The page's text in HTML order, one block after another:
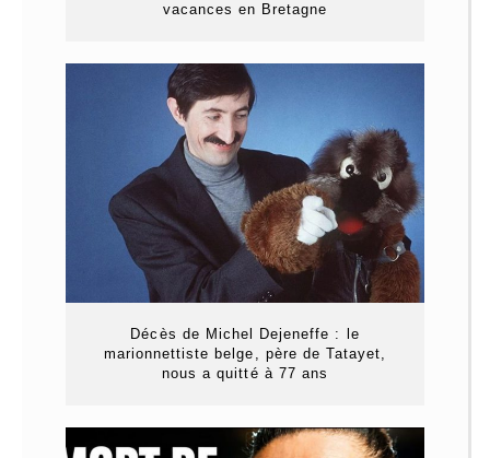
vacances en Bretagne
Décès de Michel Dejeneffe : le
marionnettiste belge, père de Tatayet,
nous a quitté à 77 ans